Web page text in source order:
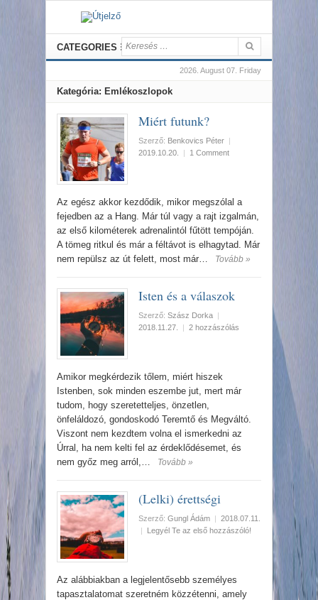
CATEGORIES
2026. August 07. Friday
Kategória: Emlékoszlopok
Miért futunk?
Szerző: Benkovics Péter |
2019.10.20.
| 1 Comment
Az egész akkor kezdődik, mikor megszólal a
fejedben az a Hang. Már túl vagy a rajt izgalmán,
az első kilométerek adrenalintól fűtött tempóján.
A tömeg ritkul és már a féltávot is elhagytad. Már
nem repülsz az út felett, most már…
Tovább »
Isten és a válaszok
Szerző: Szász Dorka |
2018.11.27.
| 2 hozzászólás
Amikor megkérdezik tőlem, miért hiszek
Istenben, sok minden eszembe jut, mert már
tudom, hogy szeretetteljes, önzetlen,
önfeláldozó, gondoskodó Teremtő és Megváltó.
Viszont nem kezdtem volna el ismerkedni az
Úrral, ha nem kelti fel az érdeklődésemet, és
nem győz meg arról,…
Tovább »
(Lelki) érettségi
Szerző: Gungl Ádám | 2018.07.11.
|
Legyél Te az első hozzászóló!
Az alábbiakban a legjelentősebb személyes
tapasztalatomat szeretném közzétenni, amely